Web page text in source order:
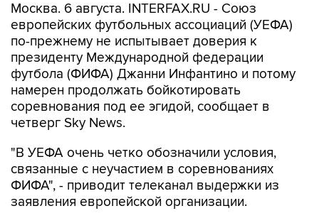
Москва. 6 августа. INTERFAX.RU - Союз
европейских футбольных ассоциаций (УЕФА)
по-прежнему не испытывает доверия к
президенту Международной федерации
футбола (ФИФА) Джанни Инфантино и потому
намерен продолжать бойкотировать
соревнования под ее эгидой, сообщает в
четверг Sky News.
"В УЕФА очень четко обозначили условия,
связанные с неучастием в соревнованиях
ФИФА", - приводит телеканал выдержки из
заявления европейской организации.